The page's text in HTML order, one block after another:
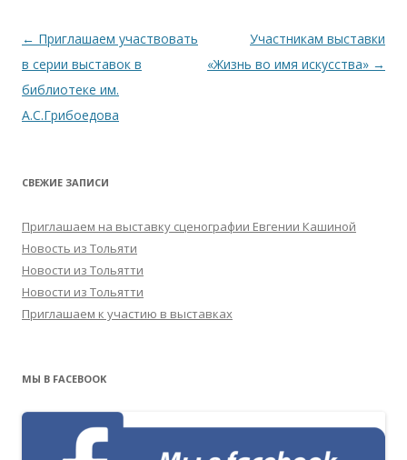
Навигация
по
записям
← Приглашаем участвовать
в серии выставок в
библиотеке им.
А.С.Грибоедова
Участникам выставки
«Жизнь во имя искусства» →
СВЕЖИЕ ЗАПИСИ
Приглашаем на выставку сценографии Евгении Кашиной
Новость из Тольяти
Новости из Тольятти
Новости из Тольятти
Приглашаем к участию в выставках
МЫ В FACEBOOK